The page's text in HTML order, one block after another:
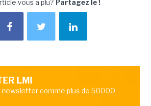
vous a plu? Partagez le !
LMI
newsletter comme plus de 50000